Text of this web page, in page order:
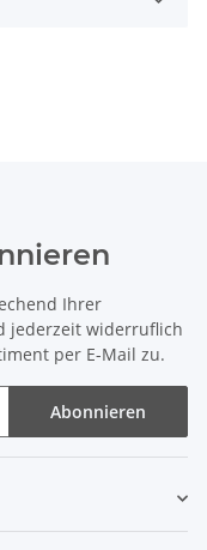
Ihrer
jederzeit widerruflich
per E-Mail zu.
Abonnieren